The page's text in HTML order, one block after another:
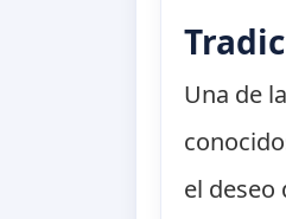
Una de
el deseo